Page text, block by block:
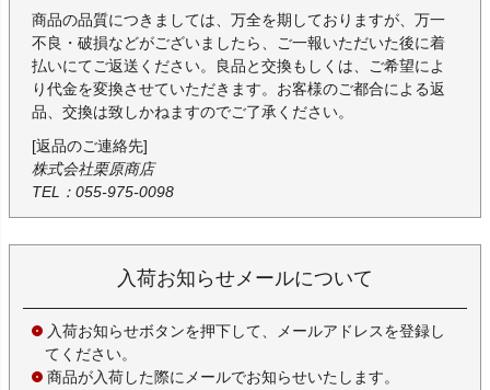
商品の品質につきましては、万全を期しておりますが、万一
不良・破損などがございましたら、ご一報いただいた後に着
払いにてご返送ください。良品と交換もしくは、ご希望によ
り代金を変換させていただきます。お客様のご都合による返
品、交換は致しかねますのでご了承ください。
[返品のご連絡先]
株式会社栗原商店
TEL：055-975-0098
入荷お知らせメールについて
入荷お知らせボタンを押下して、メールアドレスを登録し
てください。
商品が入荷した際にメールでお知らせいたします。